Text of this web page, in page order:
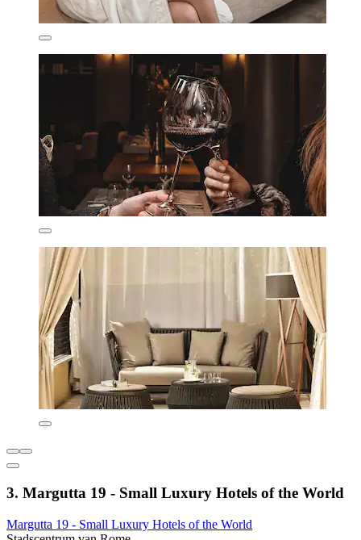
3. Margutta 19 - Small Luxury Hotels of the World
Margutta 19 - Small Luxury Hotels of the World